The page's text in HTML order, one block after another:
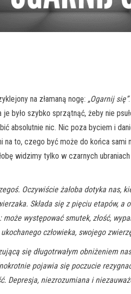
na złamaną nogę: „Ogarnij się”
było szybko sprzątnąć, żeby nie
absolutnie nic. Nic poza byciem i
to, czego być może do końca
widzimy tylko w czarnych
Oczywiście żałoba dotyka nas,
Składa się z pięciu etapów,
występować smutek, złość,
człowieka, swojego
się długotrwałym obniżeniem
pojawia się poczucie
Depresja, niezrozumiana i